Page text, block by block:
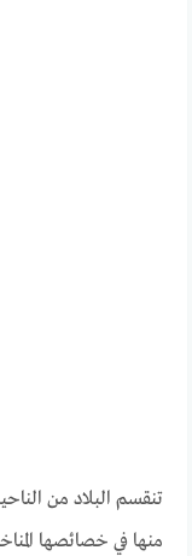
تنقسم البلاد من
منها في خصائصها